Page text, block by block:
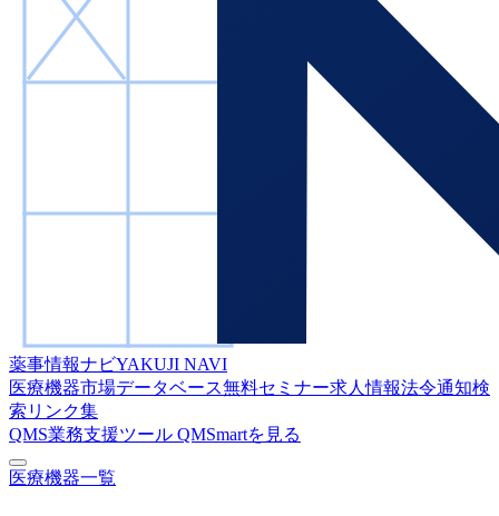
薬事情報ナビYAKUJI NAVI
医療機器市場データベース無料セミナー求人情報法令通知検
索 リンク集
QMS業務支援ツール QMSmartを見る
医療機器一覧